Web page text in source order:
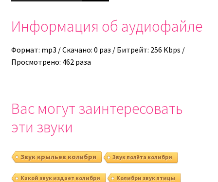
Информация об аудиофайле
Формат: mp3 / Скачано: 0 раз / Битрейт: 256 Kbps /
Просмотрено: 462 раза
Вас могут заинтересовать
эти звуки
Звук крыльев колибри Звук полёта колибри
Какой звук издает колибри Колибри звук птицы